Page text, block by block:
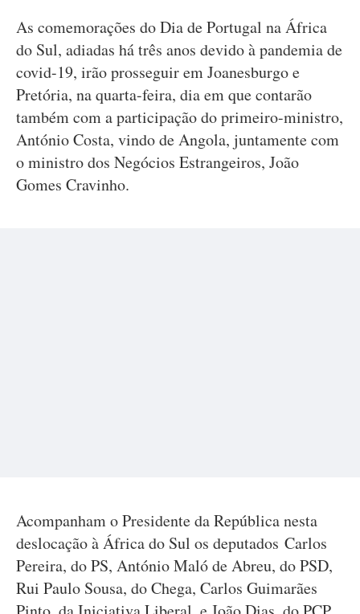
As comemorações do Dia de Portugal na África
do Sul, adiadas há três anos devido à pandemia de
covid-19, irão prosseguir em Joanesburgo e
Pretória, na quarta-feira, dia em que contarão
também com a participação do primeiro-ministro,
António Costa, vindo de Angola, juntamente com
o ministro dos Negócios Estrangeiros, João
Gomes Cravinho.
Acompanham o Presidente da República nesta
deslocação à África do Sul os deputados Carlos
Pereira, do PS, António Maló de Abreu, do PSD,
Rui Paulo Sousa, do Chega, Carlos Guimarães